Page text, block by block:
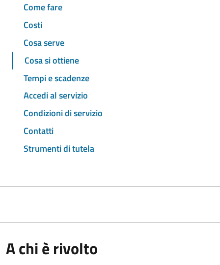
Come fare
Costi
Cosa serve
Cosa si ottiene
Tempi e scadenze
Accedi al servizio
Condizioni di servizio
Contatti
Strumenti di tutela
A chi è rivolto